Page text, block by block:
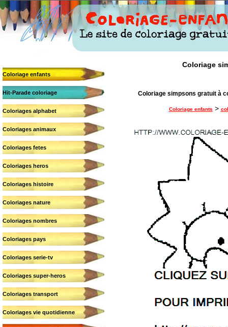
Coloriage enfants
Hit-Parade coloriage
Coloriages alphabet
Coloriages animaux
Coloriages fetes
Coloriages heros
Coloriages histoire
Coloriages nature
Coloriages nombres
Coloriages pays
Coloriages serie-tv
Coloriages super-heros
Coloriages transport
Coloriages vie quotidienne
Coloriage
Coloriage simpsons gratuit à
Coloriage enfants >